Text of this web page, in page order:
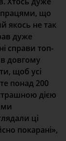
працями, що
якось не так
дуже
справи топ-
в довгому
щоб усі
понад 200
дією
ми
ці
покарані»,